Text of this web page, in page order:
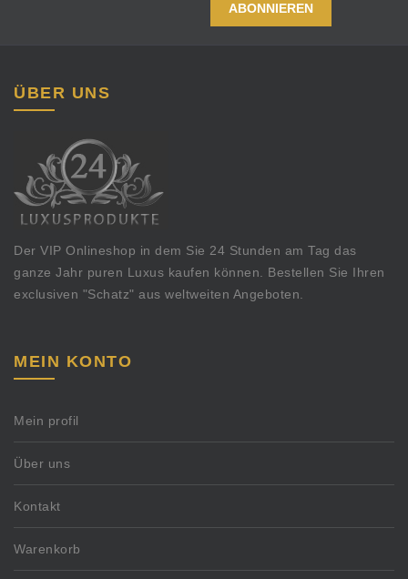
ÜBER UNS
Der VIP Onlineshop in dem Sie 24 Stunden am Tag das
ganze Jahr puren Luxus kaufen können. Bestellen Sie Ihren
exclusiven "Schatz" aus weltweiten Angeboten.
MEIN KONTO
Mein profil
Über uns
Kontakt
Warenkorb